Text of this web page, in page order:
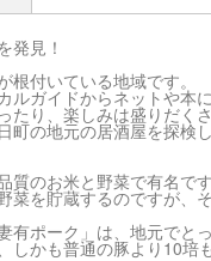
発見！
付いている地域です。
ルガイドからネットや
たり、楽しみは盛りだく
の地元の居酒屋を探検し
のお米と野菜で有名です
を貯蔵するのですが、
有ポーク」は、地元で
しかも普通の豚より10培